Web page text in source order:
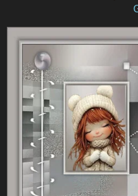
Gemaakt